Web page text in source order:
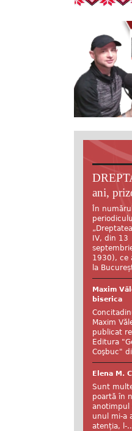
ani,
În
IV, din 13
1930), ce
la
Maxim
biserica
Maxim
publicat
Editura
Coşbuc"
Elena M.
Sunt
poartă în
anotimpul
unul mi-a
atenția, l-